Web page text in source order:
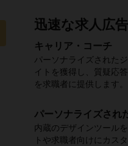
迅速な求人広
キャリア・コーチ
パーソナライズされた
イトを獲得し、質疑応
を求職者に提供します。
パーソナライズされ
内蔵のデザインツール
トや求職者向けにカス
求職者エンゲ
求職者の推薦
AIを使用して、募集中
ることで、迅速に行動
強力な関係とパイプラ
理と求職者とのやりと
採用
面接のセルフ・スケ
候補者が自分の面接を
きます。
求人情報の掲載、求職
面接、オファーなどを
上できます。
ジャーニーに
パーソナライズされ
特定の部署、役割、雇
行うことができます。
新入社員が歓迎されて
られるようにします。
分析とレポー
リアルタイム・データ
意思決定とコラボレー
し、組織全体でリーダ
求職者プールと過去の
時間を正確に見積もる
拡張性
1つの統合的なスイー
Oracle Cloud HCMのネ
って、統合の頭痛の種
す。
パートナーのグロー
Oracle Recruiting向け
ールのエコシステムへ
スキル主導の
従業員のスキル・イ
AIと自動化を活用して
プを特定します。
応募書類や社員プロフ
を、社内外の候補者に
採用イベント
イベント検出
ITの支援なしで、イベ
人ポータルに埋め込む
人材ソーシング・パイ
成できます。
大規模な関係
双方向のメッセージ
Oracle Recruitingを通
ます。
求職者はOracle Digital
し、QRコードを生成し
面接の効率を
大量の面接の調整
ほんの数回のクリック
トをスケジュールおよ
採用担当者と求職者の
できます。